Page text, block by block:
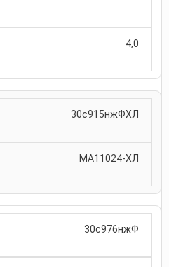
4,0
30с915нжФХЛ
МА11024-ХЛ
30с976нжФ